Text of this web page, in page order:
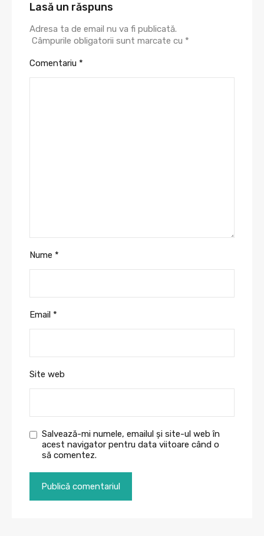
Lasă un răspuns
Adresa ta de email nu va fi publicată.
Câmpurile obligatorii sunt marcate cu *
Comentariu *
Nume *
Email *
Site web
Salvează-mi numele, emailul și site-ul web în
acest navigator pentru data viitoare când o
să comentez.